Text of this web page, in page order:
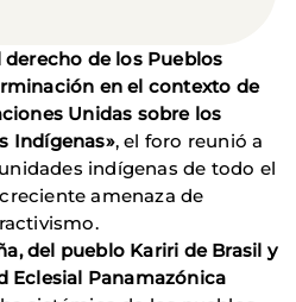
derecho de los Pueblos
en el contexto de
Unidas sobre los
Indígenas», el foro reunió a
indígenas de todo el
amenaza de
del pueblo Kariri de Brasil y
Eclesial Panamazónica